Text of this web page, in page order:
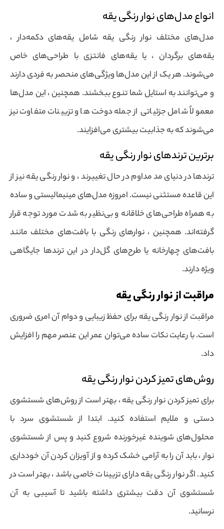
انواع مدل‌های نوار رنگی یقه
مدل‌های مختلف نوار رنگی یقه شامل یقه‌های دکمه‌دار ،
یقه‌های برگردان ، یا یقه‌های فانتزی با طراحی‌های خاص
می‌شوند. هر یک از این مدل‌ها ویژگی‌های منحصر به فردی دارند
و می‌توانند به استایل شما تنوع ببخشند. همچنین ، این مدل‌ها
معمولاً شامل جزئیاتی از جمله دوخت‌ها و تزیینات متفاوت نیز
می‌شوند که به جذابیت بیشتری می‌افزایند.
برترین ترندهای نوار رنگی یقه
ترندها در دنیای مد مداوم در حال تغییرند ، و نوار رنگی یقه نیز از
این قاعده مستثنی نیست. امروزه مدل‌های مینیمالیستی و ساده
به همراه طراحی‌های خلاقانه و بی‌نظیر به شدت مورد توجه قرار
گرفته‌اند. همچنین ، نوارهای رنگی با بافت‌های مختلف مانند
بافت‌های چهارخانه یا طرح‌های گل‌دار در این ترندها جایگاهی
ویژه دارند.
مراقبت از نوار رنگی یقه
مراقبت از نوار رنگی یقه برای حفظ زیبایی و دوام آن امری ضروری
است. با رعایت نکات ساده می‌توان عمر این عنصر مهم را افزایش
داد.
روش‌های تمیز کردن نوار رنگی یقه
برای تمیز کردن نوار رنگی یقه ، بهتر است از روش‌های شستشوی
دستی و ملایم استفاده کنید. ابتدا از شستشوی سرد با
محلول‌های شوینده غیرخورنده شروع کنید و پس از شستشوی
نوار ، باید آن را به آرامی خشک کرده و از آویزان کردن آن خودداری
کنید. اگر نوار رنگی یقه دارای تزیینات خاصی باشد ، بهتر است در
شستشوی آن دقت بیشتری داشته باشید تا آسیبی به آن
نرسانید.